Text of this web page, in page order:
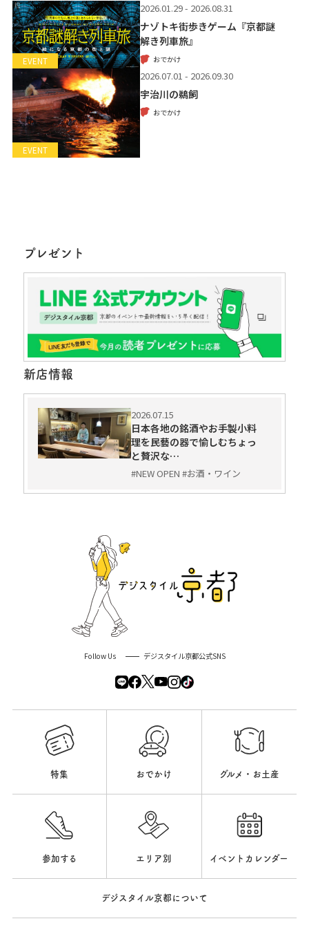
EVENT
2026.01.29 - 2026.08.31
ナゾトキ街歩きゲーム『京都謎
解き列車旅』
おでかけ
EVENT
2026.07.01 - 2026.09.30
宇治川の鵜飼
おでかけ
プレゼント
新店情報
2026.07.15
日本各地の銘酒やお手製小料
理を民藝の器で愉しむちょっ
と贅沢な…
#NEW OPEN #お酒・ワイン
Follow Us デジスタイル京都公式SNS
特集 おでかけ グルメ・お土産
参加する エリア別 イベントカレンダー
デジスタイル京都について